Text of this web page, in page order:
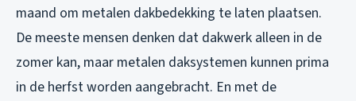
maand om metalen dakbedekking te laten plaatsen.
De meeste mensen denken dat dakwerk alleen in de
zomer kan, maar metalen daksystemen kunnen prima
in de herfst worden aangebracht. En met de